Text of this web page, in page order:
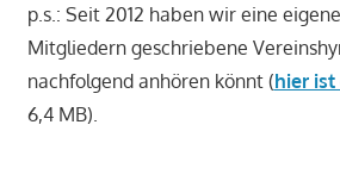
p.s.: Seit 2012 haben wir eine
Mitgliedern geschriebene
nachfolgend anhören könnt (hier ist
6,4 MB).